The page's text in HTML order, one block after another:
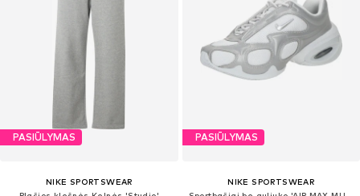
PASIŪLYMAS
NIKE SPORTSWEAR
PASIŪLYMAS
NIKE SPORTSWEAR